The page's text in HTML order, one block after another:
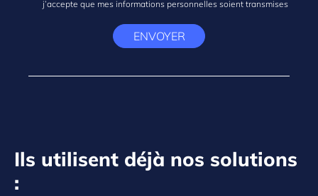
j’accepte que mes informations personnelles soient transmises
ENVOYER
Ils utilisent déjà nos solutions
: